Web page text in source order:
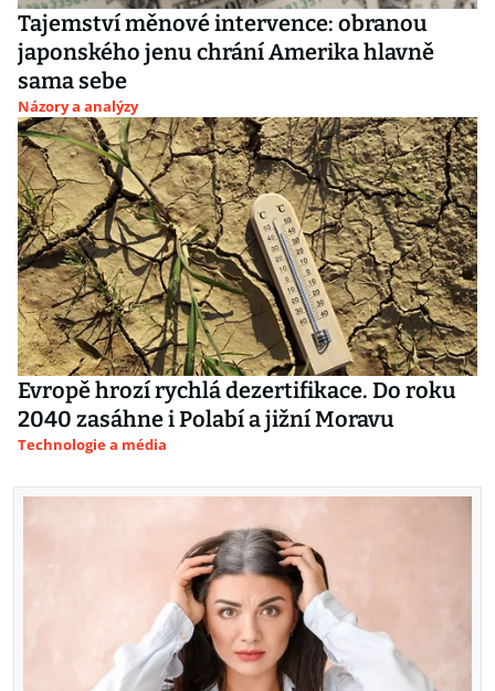
Tajemství měnové intervence: obranou
japonského jenu chrání Amerika hlavně
sama sebe
Názory a analýzy
Evropě hrozí rychlá dezertifikace. Do roku
2040 zasáhne i Polabí a jižní Moravu
Technologie a média